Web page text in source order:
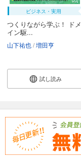
ビジネス・実用
つくりながら学ぶ！ ドメ
イン駆...
山下祐也 増田亨
試し読み